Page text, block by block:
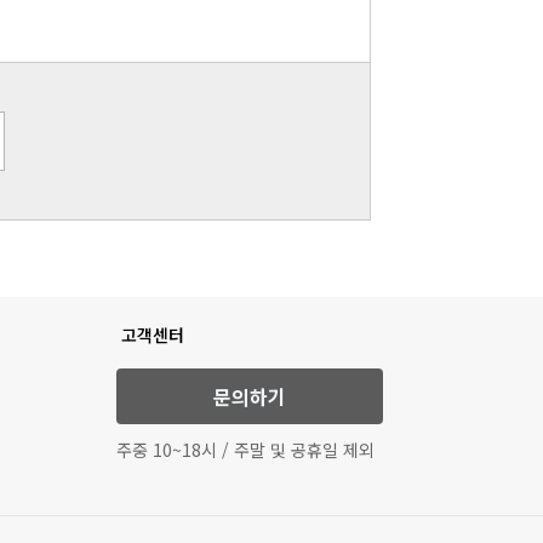
고객센터
문의하기
주중 10~18시 / 주말 및 공휴일 제외